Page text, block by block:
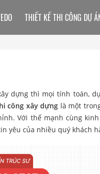
dựng thì mọi tính toán,
công xây dựng là một
Với thế mạnh cùng
yêu của nhiều quý khách
THIẾT KẾ THI CÔNG DỰ